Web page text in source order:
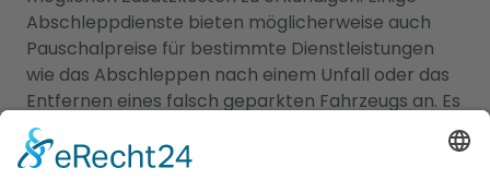
Abschleppdienste bieten möglicherweise auch
Pauschalpreise für bestimmte Dienstleistungen
wie das Abschleppen nach einem Unfall oder das
Entfernen eines falsch geparkten Fahrzeugs an. Es
ist ratsam, sich im Voraus über die Kosten zu
informieren und gegebenenfalls auch bei der